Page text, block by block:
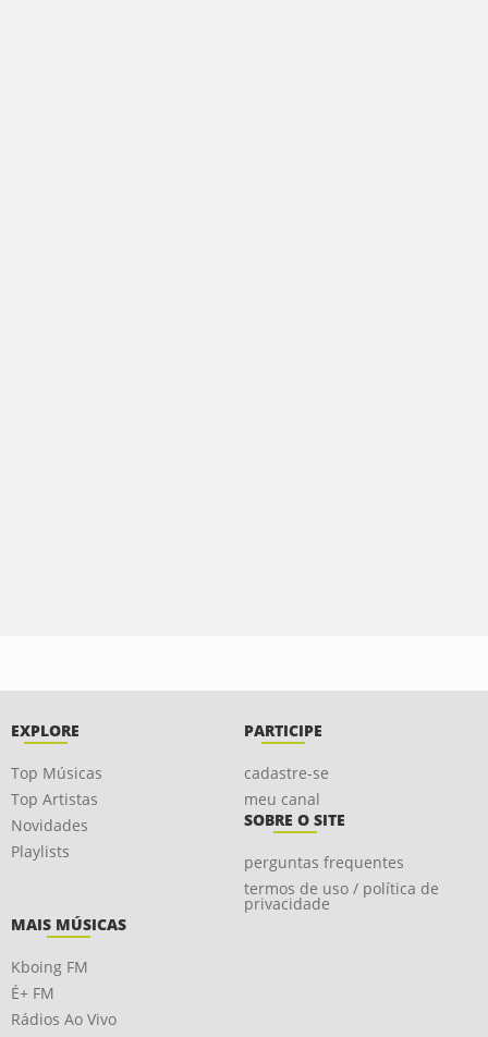
EXPLORE
Top Músicas
Top Artistas
Novidades
Playlists
PARTICIPE
cadastre-se
meu canal
SOBRE O SITE
perguntas frequentes
termos de uso / política de
privacidade
MAIS MÚSICAS
Kboing FM
É+ FM
Rádios Ao Vivo